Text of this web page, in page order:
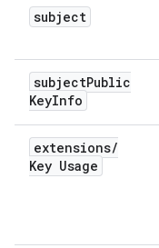
subject
subjectPublic
KeyInfo
extensions/
Key Usage